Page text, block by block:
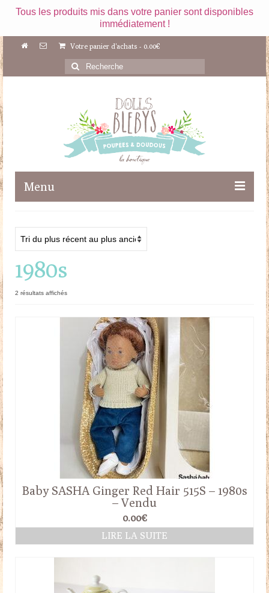
Tous les produits mis dans votre panier sont disponibles
immédiatement !
Votre panier d'achats - 0.00€
Rechercher
:
Menu
Maileg
Poupées
Doudous
Mobilier & Accessoires
1980s
2 résultats affichésTrié
plus
Baby SASHA Ginger Red Hair 515S – 1980s
– Vendu
0.00€
LIRE LA SUITE